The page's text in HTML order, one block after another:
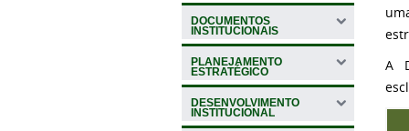
DOCUMENTOS
INSTITUCIONAIS
PLANEJAMENTO
ESTRATÉGICO
DESENVOLVIMENTO
INSTITUCIONAL
A